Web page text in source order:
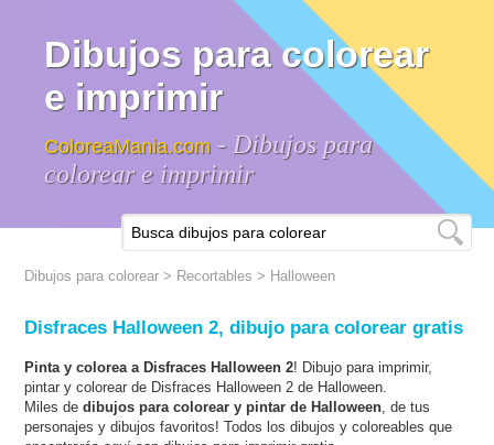
Dibujos para colorear
e imprimir
ColoreaMania.com - Dibujos para
colorear e imprimir
Dibujos para colorear > Recortables > Halloween
Disfraces Halloween 2, dibujo para colorear gratis
Pinta y colorea a Disfraces Halloween 2! Dibujo para imprimir,
pintar y colorear de Disfraces Halloween 2 de Halloween.
Miles dedibujos para colorear y pintar de Halloween, de tus
personajes y dibujos favoritos! Todos los dibujos y coloreables que